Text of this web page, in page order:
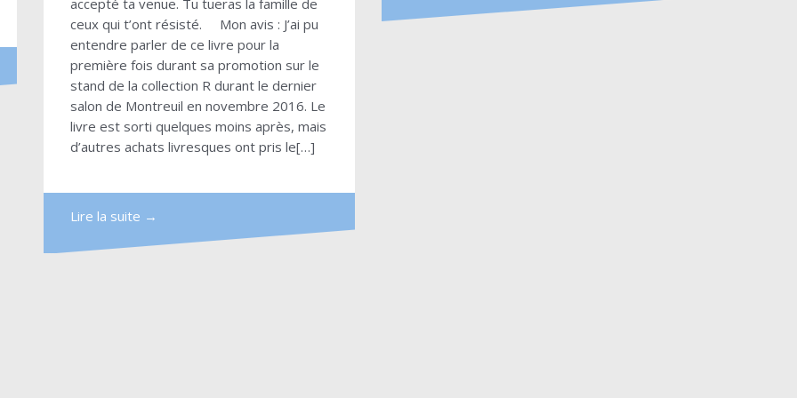
accepté ta venue. Tu tueras la famille de
ceux qui t’ont résisté. Mon avis : J’ai pu
entendre parler de ce livre pour la
première fois durant sa promotion sur le
stand de la collection R durant le dernier
salon de Montreuil en novembre 2016. Le
livre est sorti quelques moins après, mais
d’autres achats livresques ont pris le[…]
Lire la suite →